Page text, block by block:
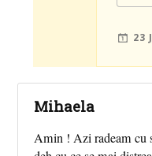
23
Mihaela
Amin ! Azi radeam cu